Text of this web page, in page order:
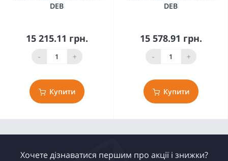
DEB
15 215.11 грн.
- +
Купити
DEB
15 578.91 грн.
- +
Купити
Хочете дізнаватися першим про акції і знижки?